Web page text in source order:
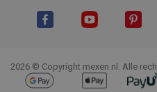
2026 © Copyright mexen.nl. Alle